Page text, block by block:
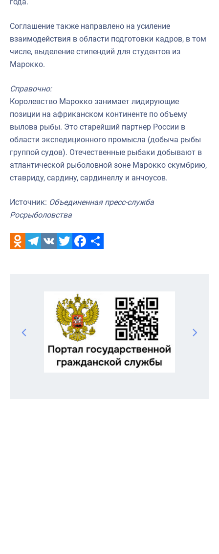
Соглашение также направлено на усиление
взаимодействия в области подготовки кадров, в том
числе, выделение стипендий для студентов из
Марокко.
Справочно:
Королевство Марокко занимает лидирующие
позиции на африканском континенте по объему
вылова рыбы. Это старейший партнер России в
области экспедиционного промысла (добыча рыбы
группой судов). Отечественные рыбаки добывают в
атлантической рыболовной зоне Марокко скумбрию,
ставриду, сардину, сардинеллу и анчоусов.
Источник: Объединенная пресс-служба
Росрыболовства